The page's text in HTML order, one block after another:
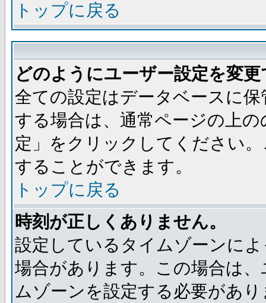
トップに戻る
どのようにユーザー設定を変
全ての設定はデータベースに
する場合は、通常ページの上
定」をクリックしてください
することができます。
トップに戻る
時刻が正しくありません。
設定しているタイムゾーンに
場合があります。この場合は
ムゾーンを設定する必要があ